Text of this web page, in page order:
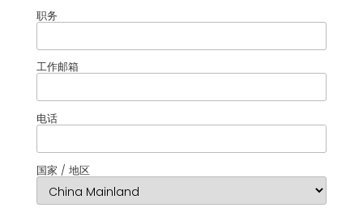
职务
工作邮箱
电话
国家 / 地区